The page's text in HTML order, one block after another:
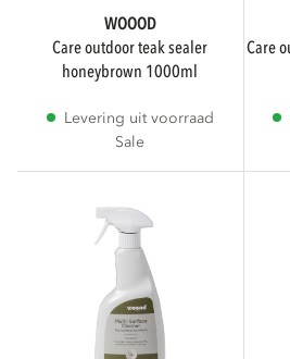
BREEDTE
cm
HOOGTE
cm
WOOOD
care outdoor teak sealer
honeybrown 1000ml
Levering uit voorraad
Sale
care outdoor teak cleaner & colour